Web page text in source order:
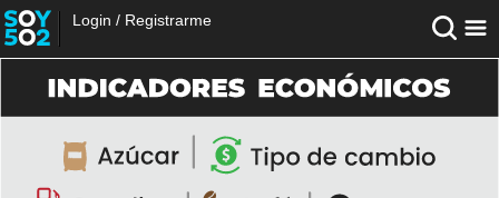
Login / Registrarme